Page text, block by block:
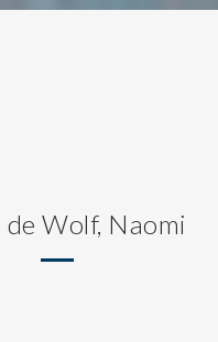
Wolf, Naomi